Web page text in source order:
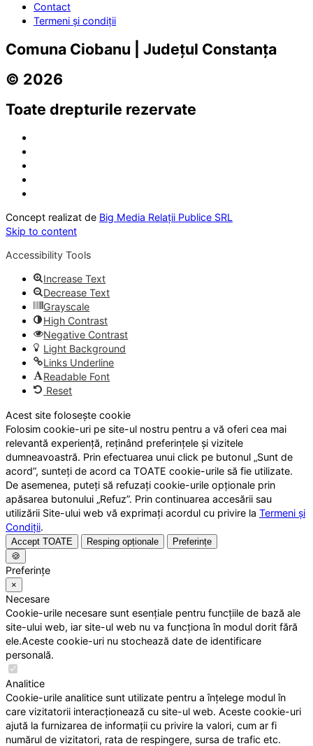
Contact
Termeni și condiții
Comuna Ciobanu | Județul Constanța
© 2026
Toate drepturile rezervate
Concept realizat de Big Media Relații Publice SRL
Skip to content
Accessibility Tools
Increase Text
Decrease Text
Grayscale
High Contrast
Negative Contrast
Light Background
Links Underline
Readable Font
Reset
Acest site folosește cookie
Folosim cookie-uri pe site-ul nostru pentru a vă oferi cea mai
relevantă experiență, reținând preferințele și vizitele
dumneavoastră. Prin efectuarea unui click pe butonul „Sunt de
acord”, sunteți de acord ca TOATE cookie-urile să fie utilizate.
De asemenea, puteți să refuzați cookie-urile opționale prin
apăsarea butonului „Refuz”. Prin continuarea accesării sau
utilizării Site-ului web vă exprimați acordul cu privire la Termeni și
Condiții.
Accept TOATE Resping opționale
Preferințe
🍪
Preferințe
×
Necesare
Cookie-urile necesare sunt esențiale pentru funcțiile de bază ale
site-ului web, iar site-ul web nu va funcționa în modul dorit fără
ele.Aceste cookie-uri nu stochează date de identificare
personală.
Analitice
Cookie-urile analitice sunt utilizate pentru a înțelege modul în
care vizitatorii interacționează cu site-ul web. Aceste cookie-uri
ajută la furnizarea de informații cu privire la valori, cum ar fi
numărul de vizitatori, rata de respingere, sursa de trafic etc.